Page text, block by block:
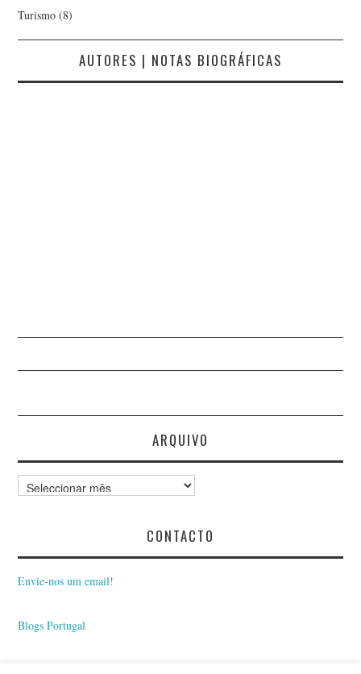
Turismo (8)
AUTORES | NOTAS BIOGRÁFICAS
ARQUIVO
Arquivo
CONTACTO
Envie-nos um email!
Blogs Portugal